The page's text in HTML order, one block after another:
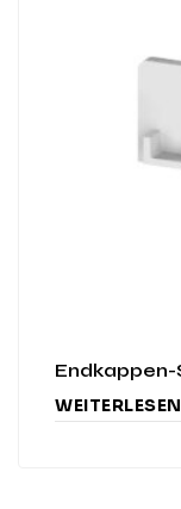
Endkappen-
WEITERLESEN